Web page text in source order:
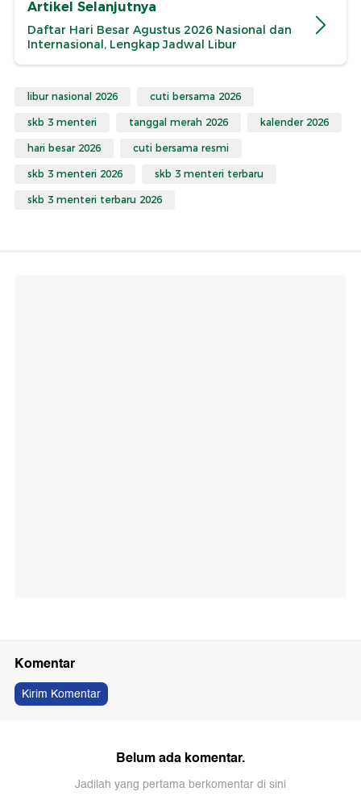
Artikel Selanjutnya
Daftar Hari Besar Agustus 2026 Nasional dan
Internasional, Lengkap Jadwal Libur
libur nasional 2026 cuti bersama 2026
skb 3 menteri tanggal merah 2026 kalender 2026
hari besar 2026 cuti bersama resmi
skb 3 menteri 2026 skb 3 menteri terbaru
skb 3 menteri terbaru 2026
Komentar
Kirim Komentar
Belum ada komentar.
Jadilah yang pertama berkomentar di sini